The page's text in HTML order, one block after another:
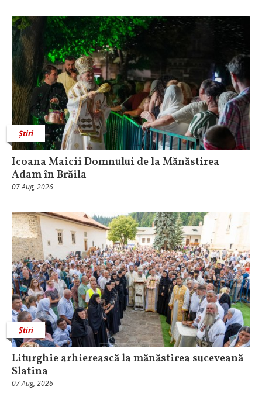
Știri
Icoana Maicii Domnului de la Mănăstirea
Adam în Brăila
07 Aug, 2026
Știri
Liturghie arhierească la mănăstirea suceveană
Slatina
07 Aug, 2026